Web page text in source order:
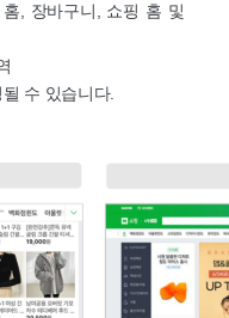
, 장바구니, 쇼핑 홈 및
수 있습니다.